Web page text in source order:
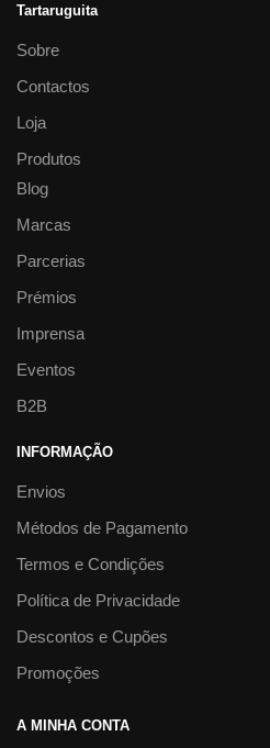
Tartaruguita
Sobre
Contactos
Loja
Produtos
Blog
Marcas
Parcerias
Prémios
Imprensa
Eventos
B2B
INFORMAÇÃO
Envios
Métodos de Pagamento
Termos e Condições
Política de Privacidade
Descontos e Cupões
Promoções
A MINHA CONTA